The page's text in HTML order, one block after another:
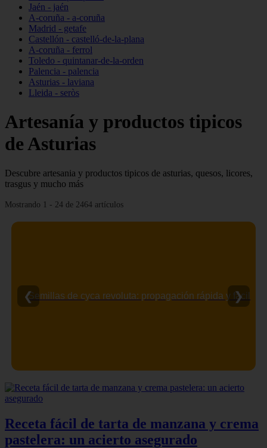
Jaén - jaén
A-coruña - a-coruña
Madrid - getafe
Castellón - castelló-de-la-plana
A-coruña - ferrol
Toledo - quintanar-de-la-orden
Palencia - palencia
Asturias - laviana
Lleida - seròs
Artesanía y productos tipicos
de Asturias
Descubre artesania y productos tipicos de asturias, quesos, licores,
trasgus y mucho más
Mostrando 1 - 24 de 2464 artículos
Semillas de cyca revoluta: propagación rápida y fácil
❮ ❯
Receta fácil de tarta de manzana y crema
pastelera: un acierto asegurado